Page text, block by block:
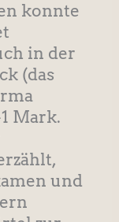
konnte
in der
(das
Mark.
und